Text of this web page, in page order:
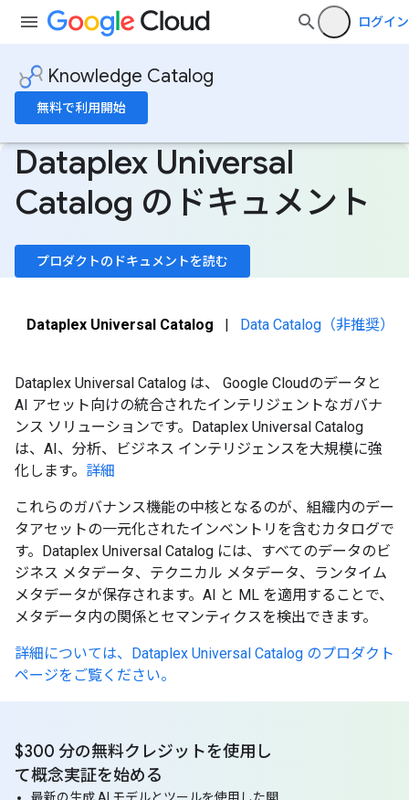
ログイン
Knowledge Catalog
無料で利用開始
Dataplex Universal
Catalog のドキュメント
プロダクトのドキュメントを読む
Dataplex Universal Catalog | Data Catalog（非推奨）
Dataplex Universal Catalog は、 Google Cloudのデータと
AI アセット向けの統合されたインテリジェントなガバナ
ンス ソリューションです。Dataplex Universal Catalog
は、AI、分析、ビジネス インテリジェンスを大規模に強
化します。 詳細
これらのガバナンス機能の中核となるのが、組織内のデー
タアセットの一元化されたインベントリを含むカタログで
す。Dataplex Universal Catalog には、すべてのデータのビ
ジネス メタデータ、テクニカル メタデータ、ランタイム
メタデータが保存されます。AI と ML を適用することで、
メタデータ内の関係とセマンティクスを検出できます。
詳細については、Dataplex Universal Catalog のプロダクト
ページをご覧ください。
$300 分の無料クレジットを使用し
て概念実証を始める